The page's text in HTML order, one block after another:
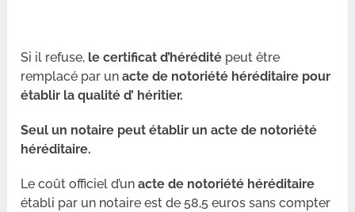
Si il refuse, le certificat d’hérédité peut être
remplacé par un acte de notoriété héréditaire pour
établir la qualité d’ héritier.
Seul un notaire peut établir un acte de notoriété
héréditaire.
Le coût officiel d’unacte de notoriété héréditaire
établi par un notaire est de 58,5 euros sans compter